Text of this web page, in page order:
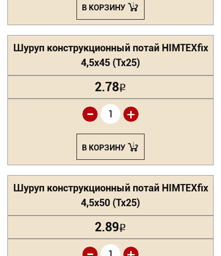
В КОРЗИНУ
Шуруп конструкционный потай HIMTEXfix
4,5х45 (Tx25)
2.78Р
+
-
В КОРЗИНУ
Шуруп конструкционный потай HIMTEXfix
4,5х50 (Tx25)
2.89Р